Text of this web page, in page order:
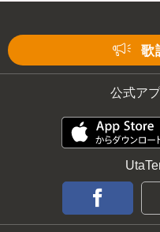
歌
公式ア